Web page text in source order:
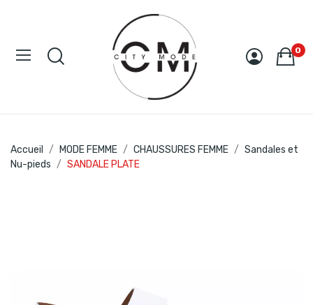
0
Accueil MODE FEMME CHAUSSURES FEMME
Sandales et
Nu-pieds
SANDALE PLATE